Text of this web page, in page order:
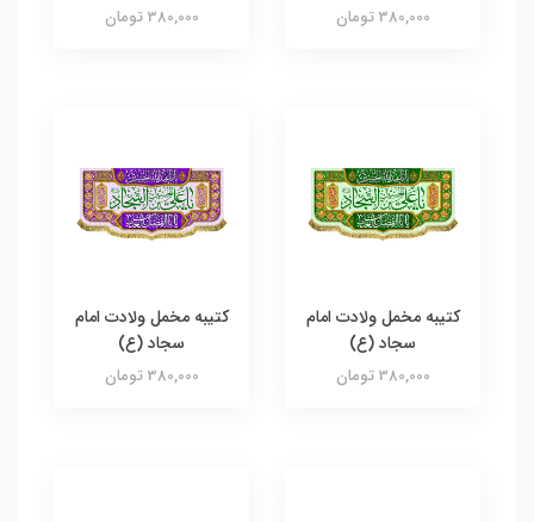
380,000 تومان 380,000 تومان
کتیبه مخمل ولادت امام
سجاد (ع)
380,000 تومان
کتیبه مخمل ولادت امام
سجاد (ع)
380,000 تومان